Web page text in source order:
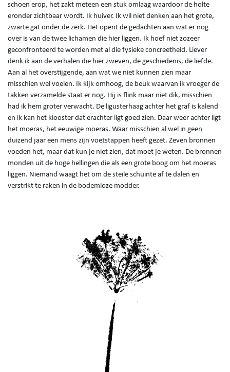
schoen erop, het zakt meteen een stuk omlaag waardoor de holte
eronder zichtbaar wordt. Ik huiver. Ik wil niet denken aan het grote,
zwarte gat onder de zerk. Het opent de gedachten aan wat er nog
over is van de twee lichamen die hier liggen. Ik hoef niet zozeer
geconfronteerd te worden met al die fysieke concreetheid. Liever
denk ik aan de verhalen die hier zweven, de geschiedenis, de liefde.
Aan al het overstijgende, aan wat we niet kunnen zien maar
misschien wel voelen. Ik kijk omhoog, de beuk waarvan ik vroeger de
takken verzamelde staat er nog. Hij is flink maar niet dik, misschien
had ik hem groter verwacht. De ligusterhaag achter het graf is kalend
en ik kan het klooster dat erachter ligt goed zien. Daar weer achter ligt
het moeras, het eeuwige moeras. Waar misschien al wel in geen
duizend jaar een mens zijn voetstappen heeft gezet. Zeven bronnen
voeden het, maar dat kun je niet zien, dat moet je weten. De bronnen
monden uit de hoge hellingen die als een grote boog om het moeras
liggen. Niemand waagt het om de steile schuinte af te dalen en
verstrikt te raken in de bodemloze modder.